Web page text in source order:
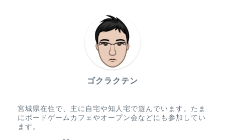
ゴクラクテン
宮城県在住で、主に自宅や知人宅で遊んでいます。たま
にボードゲームカフェやオープン会などにも参加してい
ます。